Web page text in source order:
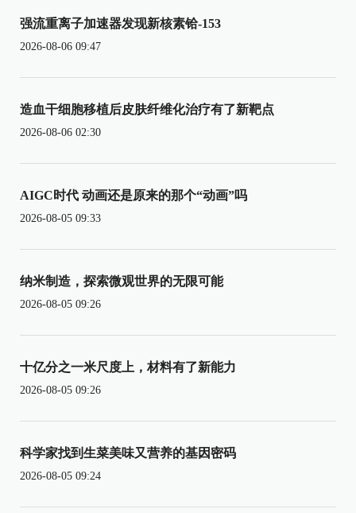
强流重离子加速器发现新核素铪-153
2026-08-06 09:47
造血干细胞移植后皮肤纤维化治疗有了新靶点
2026-08-06 02:30
AIGC时代 动画还是原来的那个“动画”吗
2026-08-05 09:33
纳米制造，探索微观世界的无限可能
2026-08-05 09:26
十亿分之一米尺度上，材料有了新能力
2026-08-05 09:26
科学家找到生菜美味又营养的基因密码
2026-08-05 09:24